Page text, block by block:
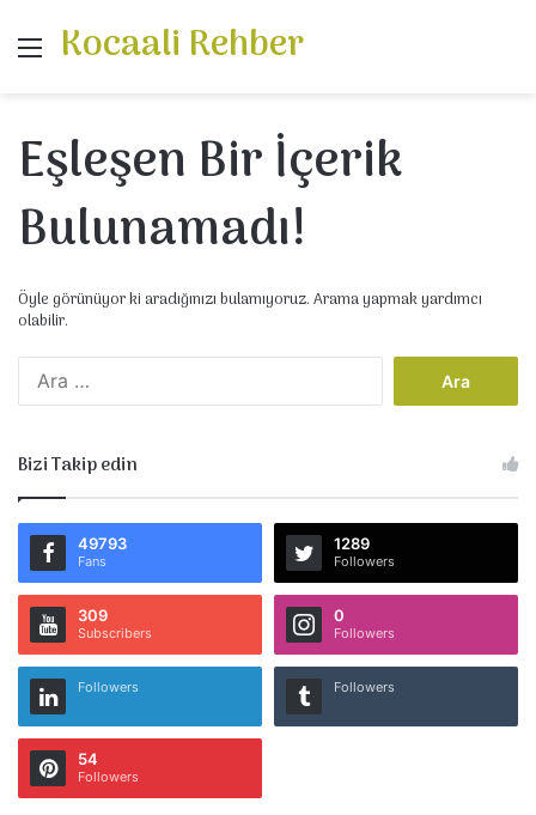
Menü
Kocaali Rehber
Eşleşen Bir İçerik
Bulunamadı!
Öyle görünüyor ki aradığınızı bulamıyoruz. Arama yapmak yardımcı
olabilir.
:
Bizi Takip edin
49793
Fans
1289
Followers
309
Subscribers
0
Followers
Followers Followers
54
Followers